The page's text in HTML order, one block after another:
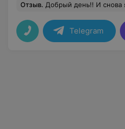
Отзыв. Добрый день!! И снова я пишу отзыв о ваших врачах, им нет равных)) Я из Новополоцка, но по каким либо вопросам приезжаю к Вам. Про
Telegram